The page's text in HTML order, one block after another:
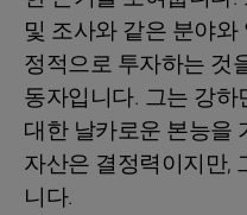
및 조사와 같은 분야
정적으로 투자하는 것
동자입니다. 그는 강
대한 날카로운 본능을
자산은 결정력이지만,
니다.